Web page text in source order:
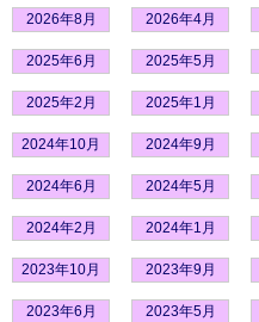
2026年8月 2026年4月
2025年6月 2025年5月
2025年2月 2025年1月
2024年10月 2024年9月
2024年6月 2024年5月
2024年2月 2024年1月
2023年10月 2023年9月
2023年6月 2023年5月